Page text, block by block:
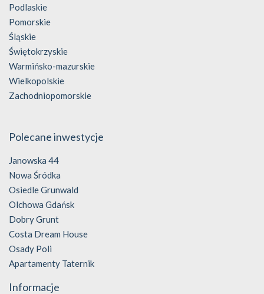
Podlaskie
Pomorskie
Śląskie
Świętokrzyskie
Warmińsko-mazurskie
Wielkopolskie
Zachodniopomorskie
Polecane inwestycje
Janowska 44
Nowa Śródka
Osiedle Grunwald
Olchowa Gdańsk
Dobry Grunt
Costa Dream House
Osady Poli
Apartamenty Taternik
Informacje